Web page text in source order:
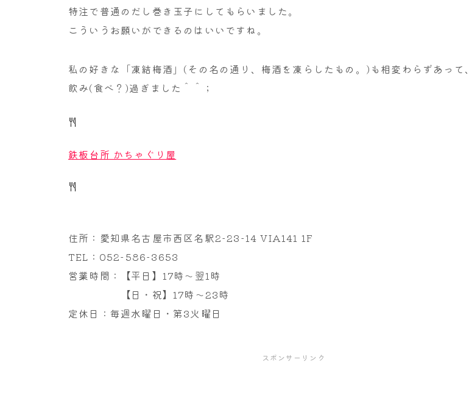
特注で普通のだし巻き玉子にしてもらいました。
こういうお願いができるのはいいですね。
私の好きな「凍結梅酒」(その名の通り、梅酒を凍らしたもの。)も相変わらずあって、
飲み(食べ？)過ぎました＾＾；
鉄板台所 かちゃぐり屋
住所：愛知県名古屋市西区名駅2-23-14 VIA141 1F
TEL：052-586-3653
営業時間：【平日】17時～翌1時
【日・祝】17時～23時
定休日：毎週水曜日・第3火曜日
スポンサーリンク